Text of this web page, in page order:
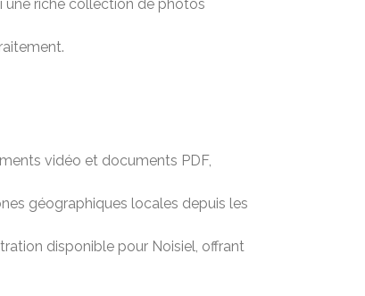
une riche collection de photos
vidéo et documents PDF,
géographiques locales depuis les
disponible pour Noisiel, offrant